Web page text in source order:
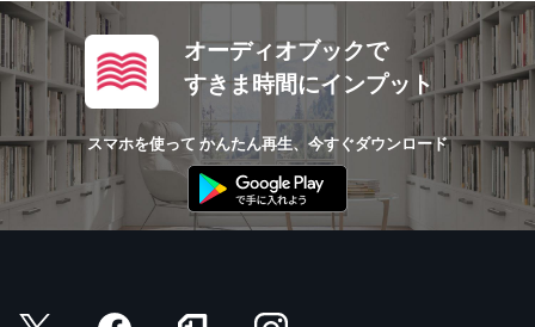
オーディオブックで
すきま時間にインプット
スマホを使って かんたん再生、今すぐダウンロード